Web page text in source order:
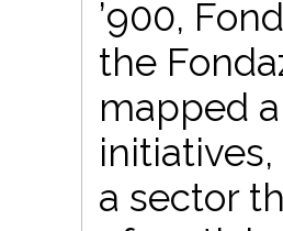
’900,
the
mapped
a sector